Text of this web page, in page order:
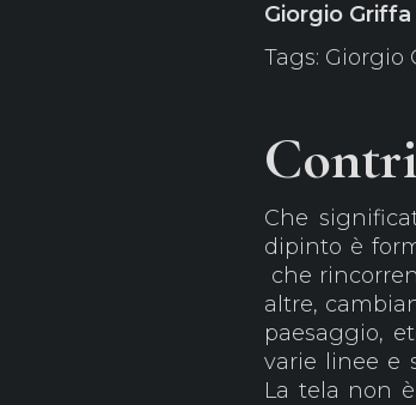
Giorgio Griffa
Tags: Giorgio
Che
dipinto è
che
altre,
paesaggio,
varie linee e
La tela non